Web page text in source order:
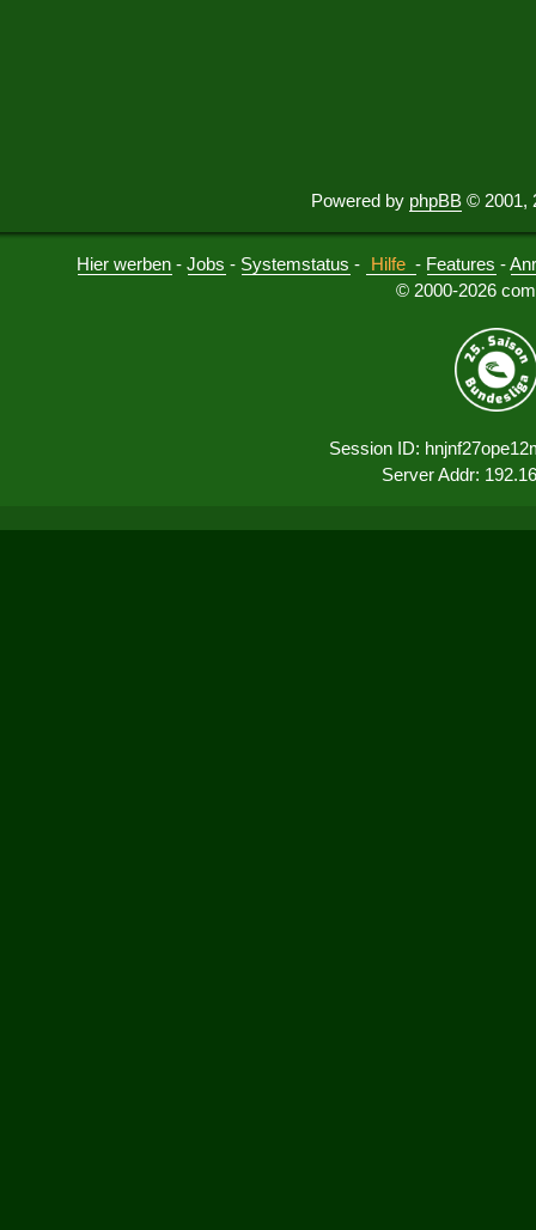
Powered by phpBB © 2001,
Hier werben -Jobs - Systemstatus - Hilfe - Features -
© 2000-2026
Session ID:
Server Addr: